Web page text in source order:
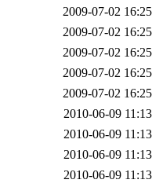
2009-07-02 16:25
2009-07-02 16:25
2009-07-02 16:25
2009-07-02 16:25
2009-07-02 16:25
2010-06-09 11:13
2010-06-09 11:13
2010-06-09 11:13
2010-06-09 11:13